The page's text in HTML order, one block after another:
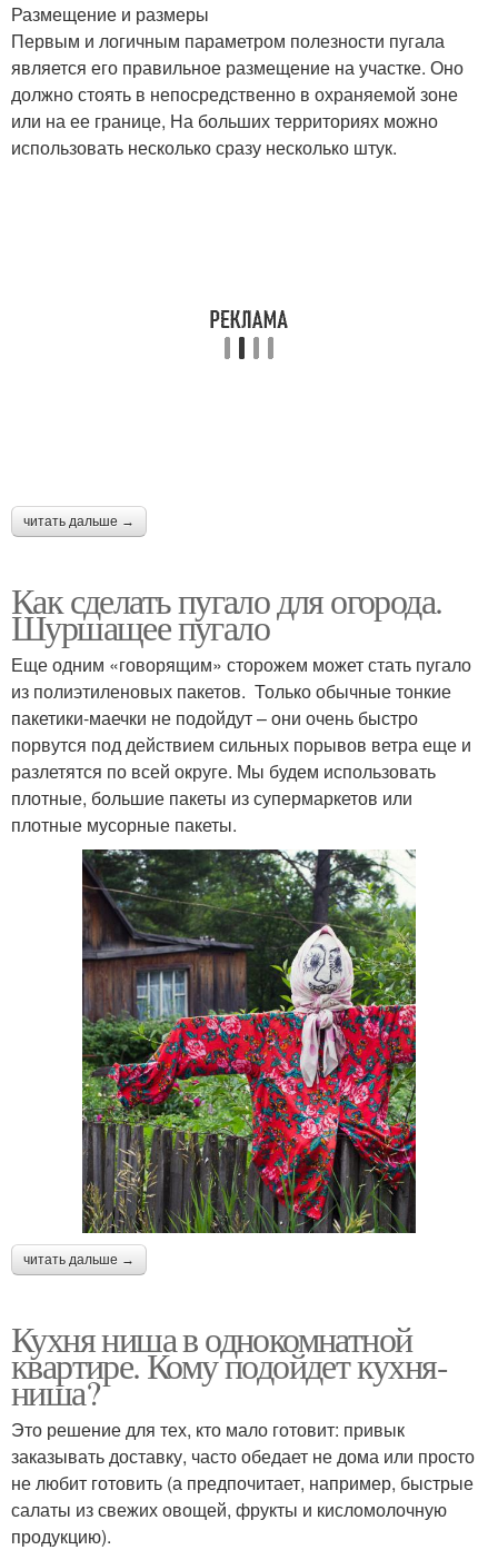
Размещение и размеры
Первым и логичным параметром полезности пугала
является его правильное размещение на участке. Оно
должно стоять в непосредственно в охраняемой зоне
или на ее границе, На больших территориях можно
использовать несколько сразу несколько штук.
читать дальше →
Как сделать пугало для огорода.
Шуршащее пугало
Еще одним «говорящим» сторожем может стать пугало
из полиэтиленовых пакетов. Только обычные тонкие
пакетики-маечки не подойдут – они очень быстро
порвутся под действием сильных порывов ветра еще и
разлетятся по всей округе. Мы будем использовать
плотные, большие пакеты из супермаркетов или
плотные мусорные пакеты.
читать дальше →
Кухня ниша в однокомнатной
квартире. Кому подойдет кухня-
ниша?
Это решение для тех, кто мало готовит: привык
заказывать доставку, часто обедает не дома или просто
не любит готовить (а предпочитает, например, быстрые
салаты из свежих овощей, фрукты и кисломолочную
продукцию).